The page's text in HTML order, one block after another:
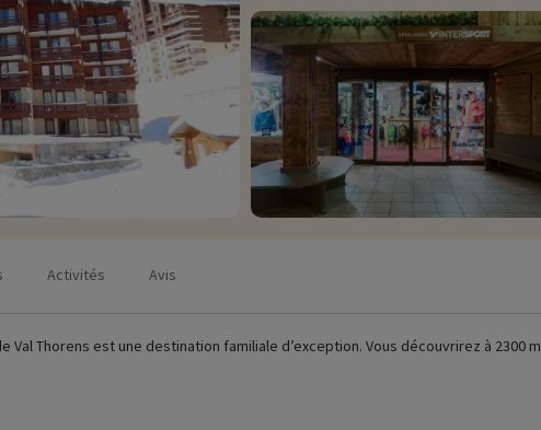
Activités Avis
Val Thorens est une destination familiale d’exception. Vous découvrirez à 2300